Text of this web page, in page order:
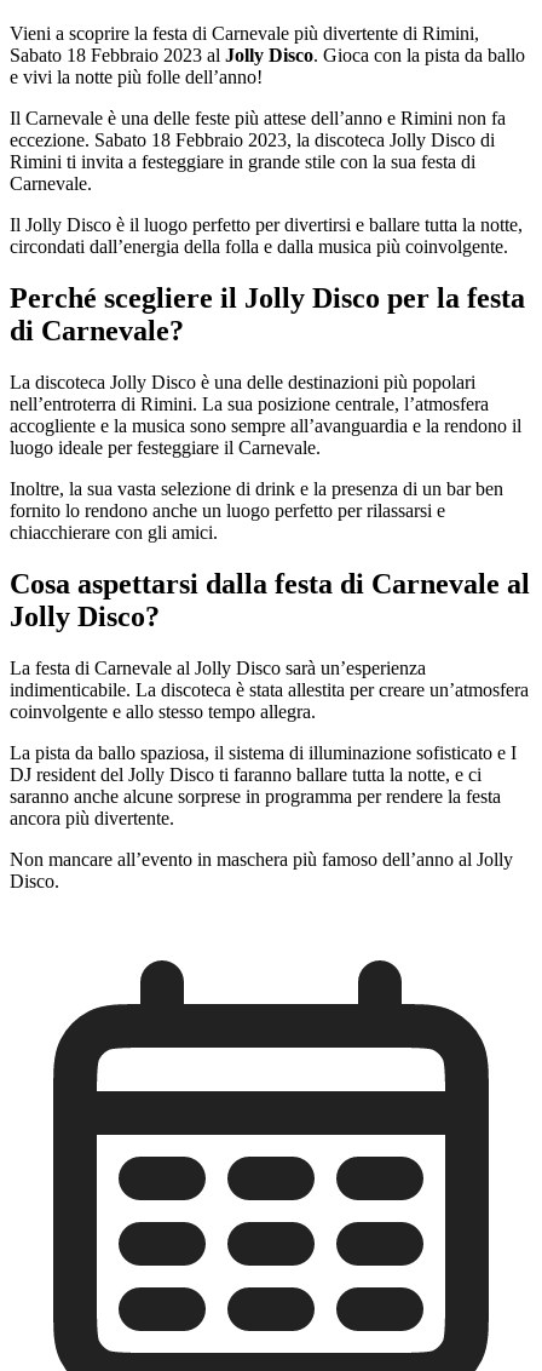
Vieni a scoprire la festa di Carnevale più divertente di Rimini,
Sabato 18 Febbraio 2023 al Jolly Disco. Gioca con la pista da ballo
e vivi la notte più folle dell’anno!
Il Carnevale è una delle feste più attese dell’anno e Rimini non fa
eccezione. Sabato 18 Febbraio 2023, la discoteca Jolly Disco di
Rimini ti invita a festeggiare in grande stile con la sua festa di
Carnevale.
Il Jolly Disco è il luogo perfetto per divertirsi e ballare tutta la notte,
circondati dall’energia della folla e dalla musica più coinvolgente.
Perché scegliere il Jolly Disco per la festa
di Carnevale?
La discoteca Jolly Disco è una delle destinazioni più popolari
nell’entroterra di Rimini. La sua posizione centrale, l’atmosfera
accogliente e la musica sono sempre all’avanguardia e la rendono il
luogo ideale per festeggiare il Carnevale.
Inoltre, la sua vasta selezione di drink e la presenza di un bar ben
fornito lo rendono anche un luogo perfetto per rilassarsi e
chiacchierare con gli amici.
Cosa aspettarsi dalla festa di Carnevale al
Jolly Disco?
La festa di Carnevale al Jolly Disco sarà un’esperienza
indimenticabile. La discoteca è stata allestita per creare un’atmosfera
coinvolgente e allo stesso tempo allegra.
La pista da ballo spaziosa, il sistema di illuminazione sofisticato e I
DJ resident del Jolly Disco ti faranno ballare tutta la notte, e ci
saranno anche alcune sorprese in programma per rendere la festa
ancora più divertente.
Non mancare all’evento in maschera più famoso dell’anno al Jolly
Disco.